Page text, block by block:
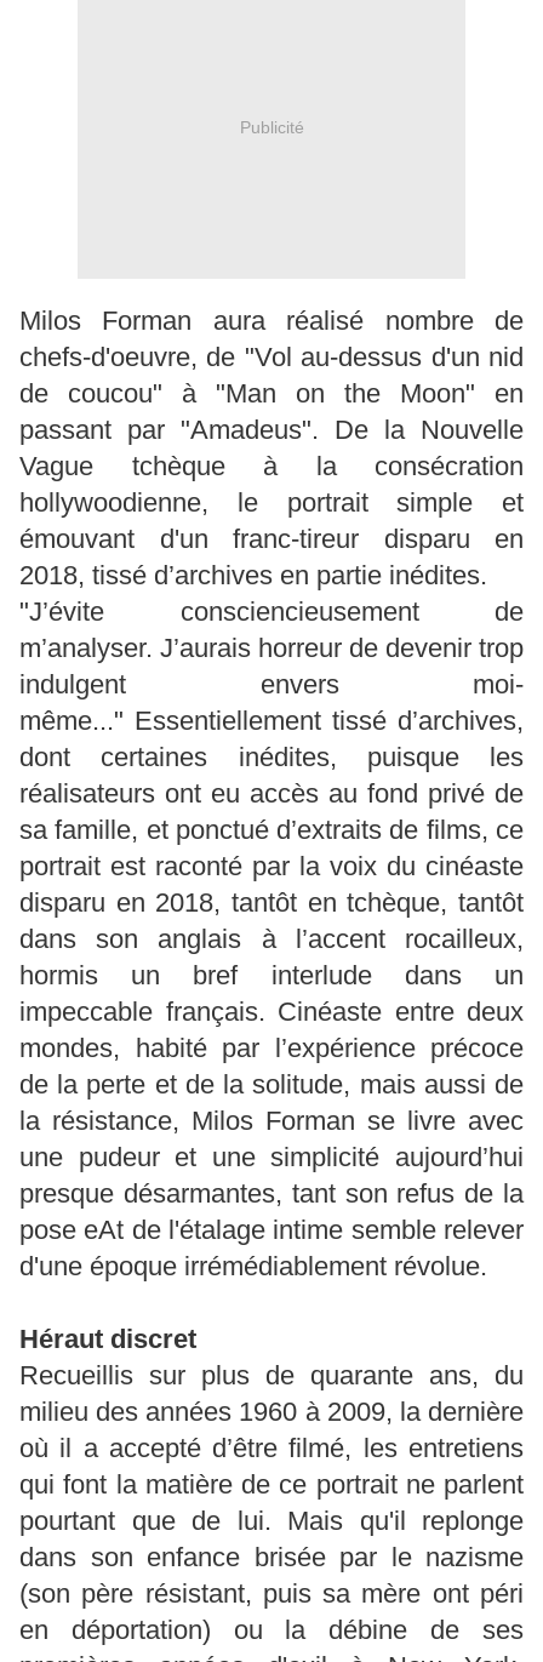
Publicité
Milos Forman aura réalisé nombre de
chefs-d'oeuvre, de "Vol au-dessus d'un nid
de coucou" à "Man on the Moon" en
passant par "Amadeus". De la Nouvelle
Vague tchèque à la consécration
hollywoodienne, le portrait simple et
émouvant d'un franc-tireur disparu en
2018, tissé d’archives en partie inédites.
"J’évite consciencieusement de
m’analyser. J’aurais horreur de devenir trop
indulgent envers moi-
même..." Essentiellement tissé d’archives,
dont certaines inédites, puisque les
réalisateurs ont eu accès au fond privé de
sa famille, et ponctué d’extraits de films, ce
portrait est raconté par la voix du cinéaste
disparu en 2018, tantôt en tchèque, tantôt
dans son anglais à l’accent rocailleux,
hormis un bref interlude dans un
impeccable français. Cinéaste entre deux
mondes, habité par l’expérience précoce
de la perte et de la solitude, mais aussi de
la résistance, Milos Forman se livre avec
une pudeur et une simplicité aujourd’hui
presque désarmantes, tant son refus de la
pose eAt de l'étalage intime semble relever
d'une époque irrémédiablement révolue.
Héraut discret
Recueillis sur plus de quarante ans, du
milieu des années 1960 à 2009, la dernière
où il a accepté d’être filmé, les entretiens
qui font la matière de ce portrait ne parlent
pourtant que de lui. Mais qu'il replonge
dans son enfance brisée par le nazisme
(son père résistant, puis sa mère ont péri
en déportation) ou la débine de ses